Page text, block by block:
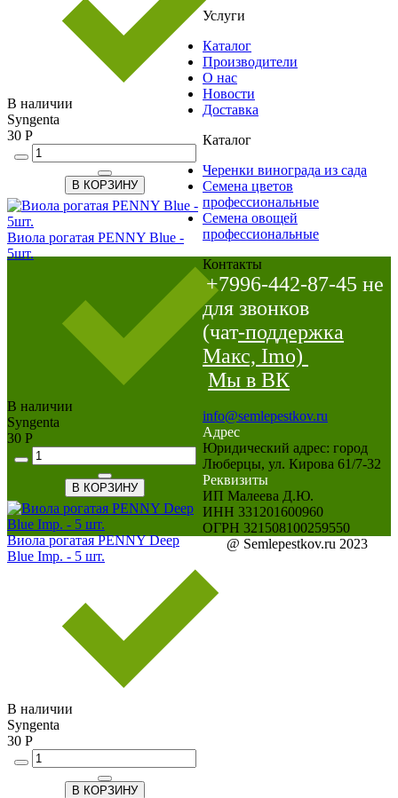
В наличии
Syngenta
30 Р
В КОРЗИНУ
Виола рогатая PENNY Blue -
5шт.
В наличии
Syngenta
30 Р
В КОРЗИНУ
Виола рогатая PENNY Deep
Blue Imp. - 5 шт.
В наличии
Syngenta
30 Р
В КОРЗИНУ
Услуги
Каталог
Производители
О нас
Новости
Доставка
Каталог
Черенки винограда из сада
Семена цветов
профессиональные
Семена овощей
профессиональные
Контакты
+7996-442-87-45 не
для звонков
(чат-поддержка
Макс, Imo)
Мы в ВК
info@semlepestkov.ru
Адрес
Юридический адрес: город
Люберцы, ул. Кирова 61/7-32
Реквизиты
ИП Малеева Д.Ю.
ИНН 331201600960
ОГРН 321508100259550
@ Semlepestkov.ru 2023